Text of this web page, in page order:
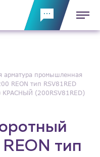
арматура промышленная
REON тип RSV81RED
(200RSV81RED)
тип